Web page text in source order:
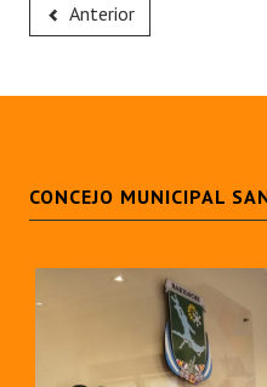
Anterior
CONCEJO MUNICIPAL